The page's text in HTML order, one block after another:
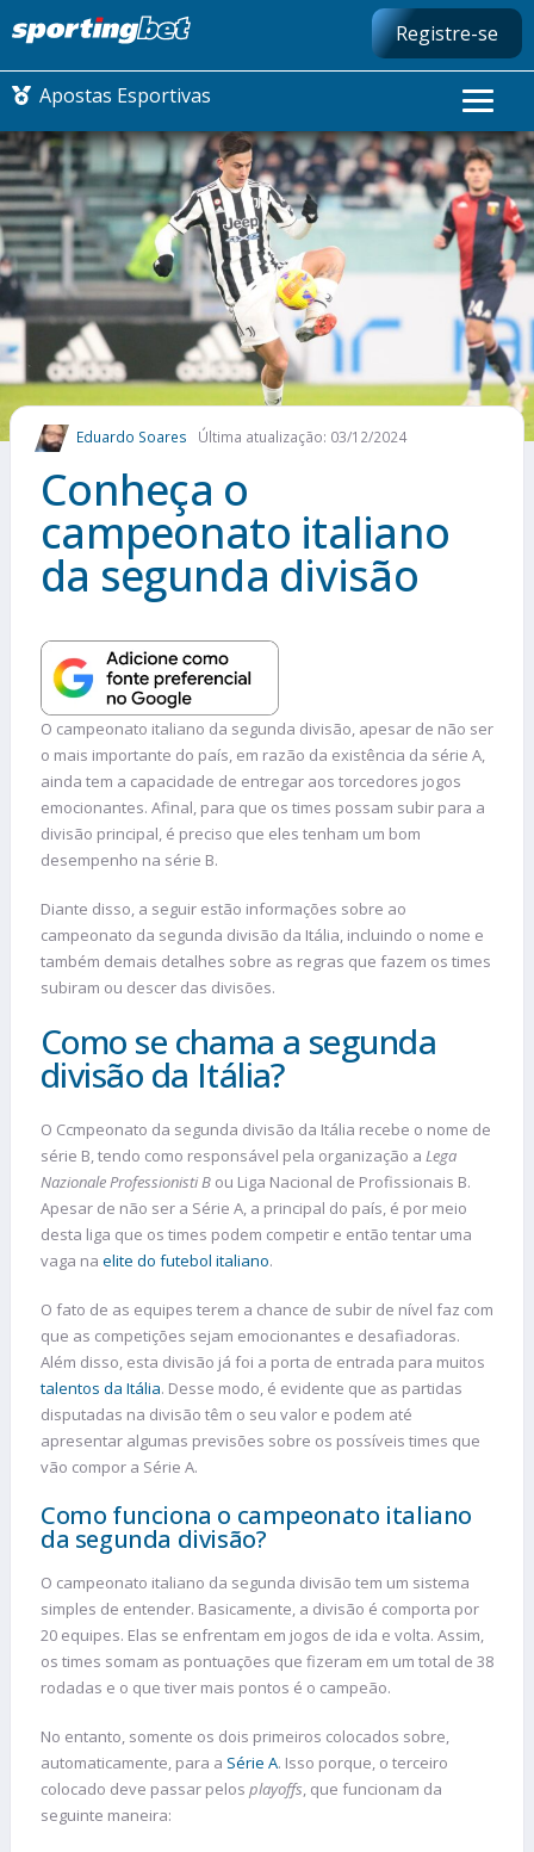
Registre-se
Apostas Esportivas
CONMEBOL LIBERTADORES
FUTEBOL NACIONAL
FUTEBOL INTERNACIONAL
COMO APOSTAR
MAIS ESPORTES
Eduardo Soares Última atualização: 03/12/2024
Conheça o
campeonato italiano
da segunda divisão
O campeonato italiano da segunda divisão, apesar de não ser
o mais importante do país, em razão da existência da série A,
ainda tem a capacidade de entregar aos torcedores jogos
emocionantes. Afinal, para que os times possam subir para a
divisão principal, é preciso que eles tenham um bom
desempenho na série B.
Diante disso, a seguir estão informações sobre ao
campeonato da segunda divisão da Itália, incluindo o nome e
também demais detalhes sobre as regras que fazem os times
subiram ou descer das divisões.
Como se chama a segunda
divisão da Itália?
O Ccmpeonato da segunda divisão da Itália recebe o nome de
série B, tendo como responsável pela organização a Lega
Nazionale Professionisti B ou Liga Nacional de Profissionais B.
Apesar de não ser a Série A, a principal do país, é por meio
desta liga que os times podem competir e então tentar uma
vaga na elite do futebol italiano.
O fato de as equipes terem a chance de subir de nível faz com
que as competições sejam emocionantes e desafiadoras.
Além disso, esta divisão já foi a porta de entrada para muitos
talentos da Itália. Desse modo, é evidente que as partidas
disputadas na divisão têm o seu valor e podem até
apresentar algumas previsões sobre os possíveis times que
vão compor a Série A.
Como funciona o campeonato italiano
da segunda divisão?
O campeonato italiano da segunda divisão tem um sistema
simples de entender. Basicamente, a divisão é comporta por
20 equipes. Elas se enfrentam em jogos de ida e volta. Assim,
os times somam as pontuações que fizeram em um total de 38
rodadas e o que tiver mais pontos é o campeão.
No entanto, somente os dois primeiros colocados sobre,
automaticamente, para a Série A. Isso porque, o terceiro
colocado deve passar pelos playoffs, que funcionam da
seguinte maneira: